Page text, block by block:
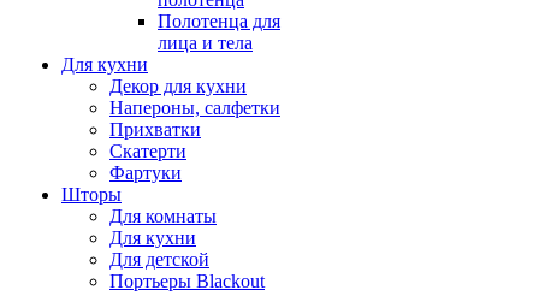
Полотенца для
лица и тела
Для кухни
Декор для кухни
Напероны, салфетки
Прихватки
Скатерти
Фартуки
Шторы
Для комнаты
Для кухни
Для детской
Портьеры Blackout